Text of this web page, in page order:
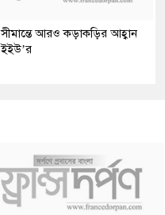
সীমান্তে আরও কড়াকড়ির আহ্বান
ইইউ’র